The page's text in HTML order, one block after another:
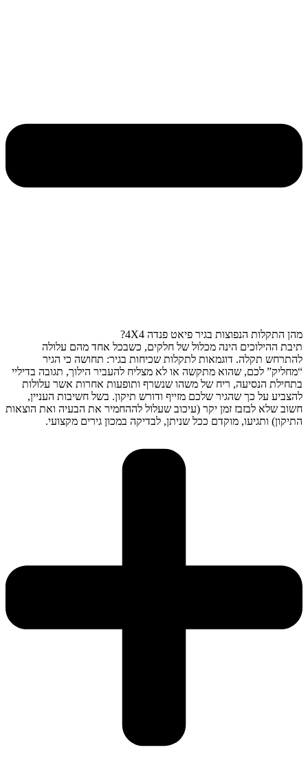
מהן התקלות הנפוצות בגיר פיאט פנדה 4X4?
תיבת ההילוכים הינה מכלול של חלקים, כשבכל אחד מהם עלולה
להתרחש תקלה. דוגמאות לתקלות שכיחות בגיר: תחושה כי הגיר
“מחליק” לכם, שהוא מתקשה או לא מצליח להעביר הילוך, תגובה בדיליי
בתחילת הנסיעה, ריח של משהו שנשרף ותופעות אחרות אשר עלולות
להצביע על כך שהגיר שלכם מזייף ודורש תיקון. בשל חשיבות העניין,
חשוב שלא לבזבז זמן יקר (עיכוב שעלול לההחמיר את הבעיה ואת הוצאות
התיקון) ותגיעו, מוקדם ככל שניתן, לבדיקה במכון גירים מקצועי.